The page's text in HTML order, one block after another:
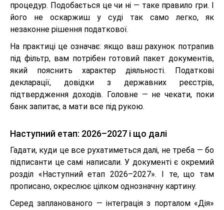
процедур. Подобається це чи ні — таке правило гри. І
його не оскаржиш у суді так само легко, як
незаконне рішення податкової.
На практиці це означає: якщо ваш рахунок потрапив
під фільтр, вам потрібен готовий пакет документів,
який пояснить характер діяльності. Податкові
декларації, довідки з державних реєстрів,
підтвердження доходів. Головне — не чекати, поки
банк запитає, а мати все під рукою.
Наступний етап: 2026–2027 і що далі
Гадати, куди це все рухатиметься далі, не треба — бо
підписанти це самі написали. У документі є окремий
розділ «Наступний етап 2026–2027». І те, що там
прописано, окреслює цілком однозначну картину.
Серед запланованого — інтеграція з порталом «Дія»